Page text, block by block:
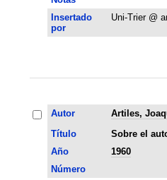
Insertado
por
Uni-Trier @
Autor
Artiles,
Título
Sobre el
Año
1960
Número